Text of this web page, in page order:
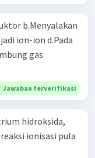
gas
Jawaban terverifikasi
hidroksida,
ionisasi pula